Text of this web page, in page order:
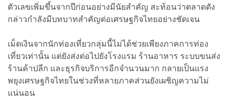
ตัวเลขเพิ่มขึ้นจากปีก่อนอย่างมีนัยสำคัญ สะท้อนว่าตลาดดัง
กล่าวกำลังมีบทบาทสำคัญต่อเศรษฐกิจไทยอย่างชัดเจน
เม็ดเงินจากนักท่องเที่ยวกลุ่มนี้ไม่ได้ช่วยเพียงภาคการท่อง
เที่ยวเท่านั้น แต่ยังส่งต่อไปยังโรงแรม ร้านอาหาร ระบบขนส่ง
ร้านค้าปลีก และธุรกิจบริการอีกจำนวนมาก กลายเป็นแรง
พยุงเศรษฐกิจไทยในช่วงที่หลายภาคส่วนยังเผชิญความไม่
แน่นอน